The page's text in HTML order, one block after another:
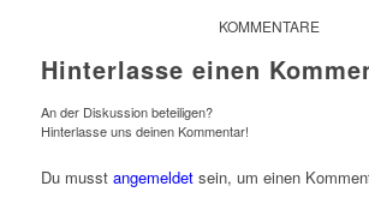
KOMMENTARE
Hinterlasse einen
An der Diskussion beteiligen?
Hinterlasse uns deinen Kommentar!
Du musst angemeldetsein, um einen